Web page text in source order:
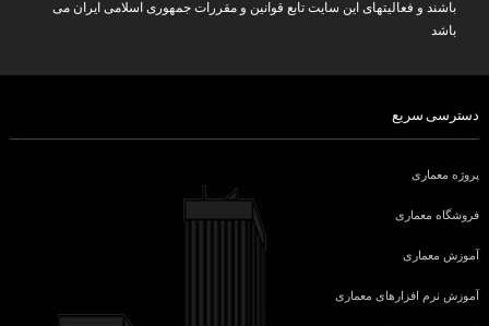
باشند و فعالیتهای این سایت تابع قوانین و مقررات جمهوری اسلامی ایران می
باشد
دسترسی سریع
پروژه معماری
فروشگاه معماری
آموزش معماری
آموزش نرم افزارهای معماری